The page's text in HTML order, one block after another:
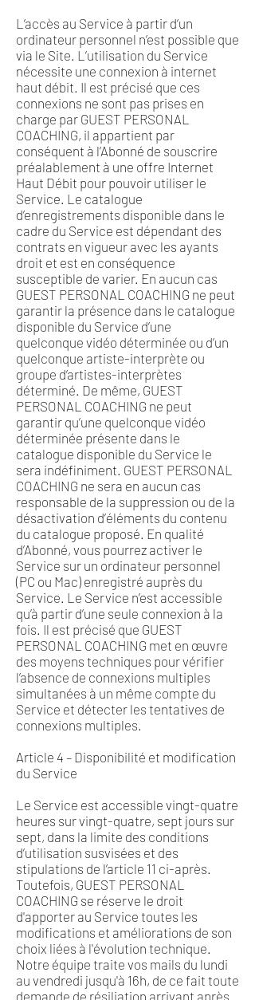
L’accès au Service à partir d’un
ordinateur personnel n’est possible que
via le Site. L’utilisation du Service
nécessite une connexion à internet
haut débit. Il est précisé que ces
connexions ne sont pas prises en
charge par GUEST PERSONAL
COACHING, il appartient par
conséquent à l’Abonné de souscrire
préalablement à une offre Internet
Haut Débit pour pouvoir utiliser le
Service. Le catalogue
d’enregistrements disponible dans le
cadre du Service est dépendant des
contrats en vigueur avec les ayants
droit et est en conséquence
susceptible de varier. En aucun cas
GUEST PERSONAL COACHING ne peut
garantir la présence dans le catalogue
disponible du Service d’une
quelconque vidéo déterminée ou d’un
quelconque artiste-interprète ou
groupe d’artistes-interprètes
déterminé. De même, GUEST
PERSONAL COACHING ne peut
garantir qu’une quelconque vidéo
déterminée présente dans le
catalogue disponible du Service le
sera indéfiniment. GUEST PERSONAL
COACHING ne sera en aucun cas
responsable de la suppression ou de la
désactivation d’éléments du contenu
du catalogue proposé. En qualité
d’Abonné, vous pourrez activer le
Service sur un ordinateur personnel
(PC ou Mac) enregistré auprès du
Service. Le Service n’est accessible
qu’à partir d’une seule connexion à la
fois. Il est précisé que GUEST
PERSONAL COACHING met en œuvre
des moyens techniques pour vérifier
l’absence de connexions multiples
simultanées à un même compte du
Service et détecter les tentatives de
connexions multiples.
Article 4 – Disponibilité et modification
du Service
Le Service est accessible vingt-quatre
heures sur vingt-quatre, sept jours sur
sept, dans la limite des conditions
d’utilisation susvisées et des
stipulations de l’article 11 ci-après.
Toutefois, GUEST PERSONAL
COACHING se réserve le droit
d'apporter au Service toutes les
modifications et améliorations de son
choix liées à l'évolution technique.
Notre équipe traite vos mails du lundi
au vendredi jusqu'à 16h, de ce fait toute
demande de résiliation arrivant après